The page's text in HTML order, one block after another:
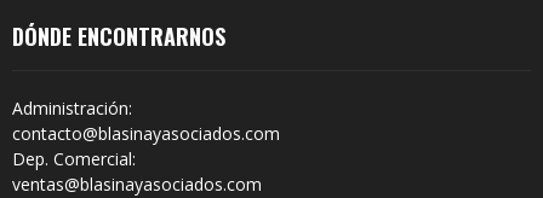
DÓNDE ENCONTRARNOS
Administración:
contacto@blasinayasociados.com
Dep. Comercial:
ventas@blasinayasociados.com